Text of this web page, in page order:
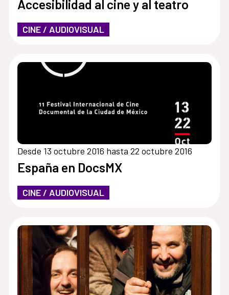
Accesibilidad al cine y al teatro
CINE / AUDIOVISUAL
Desde 13 octubre 2016 hasta 22 octubre 2016
España en DocsMX
CINE / AUDIOVISUAL